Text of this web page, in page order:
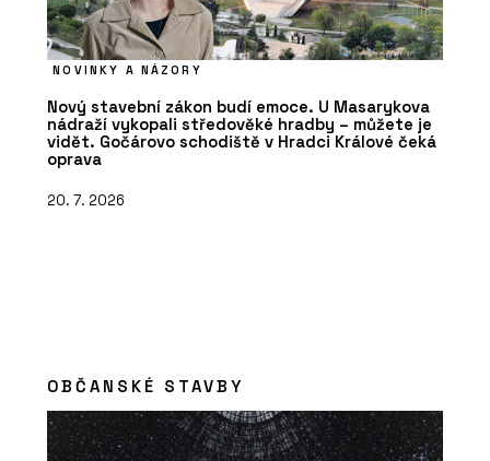
NOVINKY A NÁZORY
Nový stavební zákon budí emoce. U Masarykova
nádraží vykopali středověké hradby – můžete je
vidět. Gočárovo schodiště v Hradci Králové čeká
oprava
20. 7. 2026
OBČANSKÉ STAVBY